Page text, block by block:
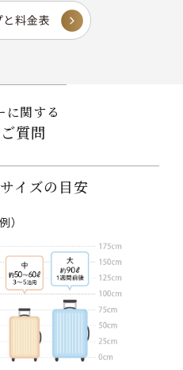
料金表
に関する
質問
イズの目安
）